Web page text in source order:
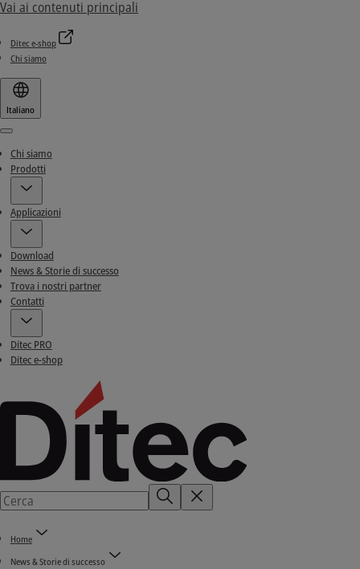
Vai ai contenuti principali
Ditec e-shop
Chi siamo
Italiano
Menu
Chi siamo
Prodotti
Applicazioni
Download
News & Storie di successo
Trova i nostri partner
Contatti
Ditec PRO
Ditec e-shop
Home
News & Storie di successo